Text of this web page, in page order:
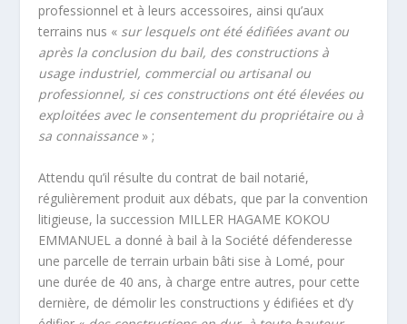
professionnel et à leurs accessoires, ainsi qu’aux
terrains nus « sur lesquels ont été édifiées avant ou
après la conclusion du bail, des constructions à
usage industriel, commercial ou artisanal ou
professionnel, si ces constructions ont été élevées ou
exploitées avec le consentement du propriétaire ou à
sa connaissance » ;
Attendu qu’il résulte du contrat de bail notarié,
régulièrement produit aux débats, que par la convention
litigieuse, la succession MILLER HAGAME KOKOU
EMMANUEL a donné à bail à la Société défenderesse
une parcelle de terrain urbain bâti sise à Lomé, pour
une durée de 40 ans, à charge entre autres, pour cette
dernière, de démolir les constructions y édifiées et d’y